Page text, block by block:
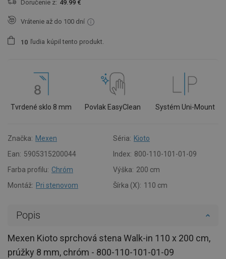
Doručenie z: 49.99 €
Vrátenie až do 100 dní
1 0 ľudia kúpil tento produkt.
Tvrdené sklo 8 mm Povlak EasyClean Systém Uni-Mount
Značka: Mexen Séria: Kioto
Ean: 5905315200044 Index: 800-110-101-01-09
Farba profilu: Chróm Výška: 200 cm
Montáž: Pri stenovom Šírka (X): 110 cm
Popis
Mexen Kioto sprchová stena Walk-in 110 x 200 cm,
prúžky 8 mm, chróm - 800-110-101-01-09